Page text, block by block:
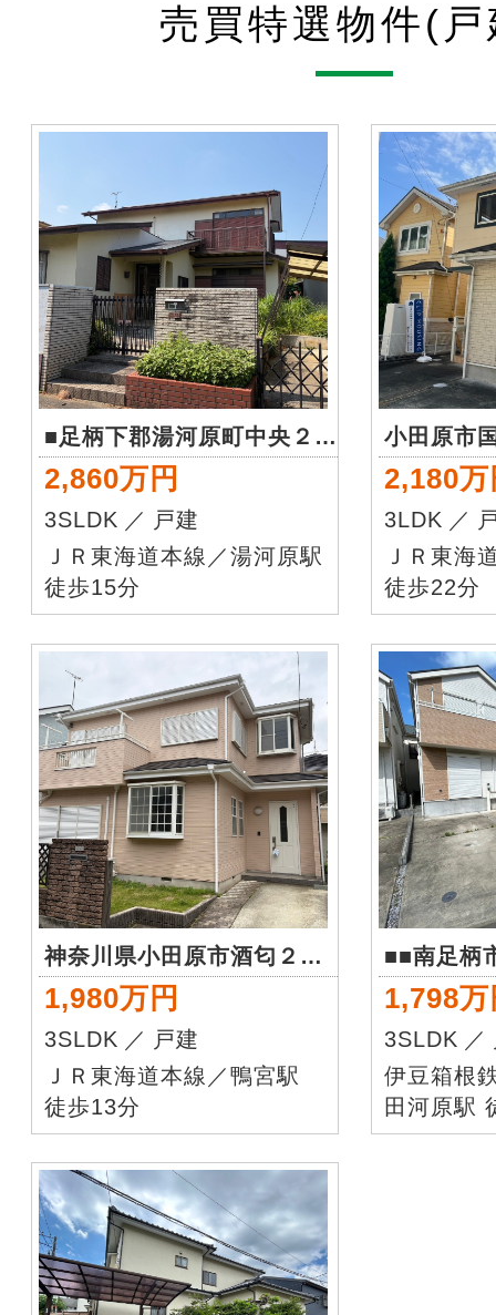
売買特選物件(
■足柄下郡湯河原町中央２丁目 中古戸建
2,860万円
3SLDK ／ 戸建
ＪＲ東海道本線／湯河原駅
徒歩15分
小田原市
2,180万
3LDK ／
ＪＲ東海
徒歩22分
神奈川県小田原市酒匂２丁目
1,980万円
3SLDK ／ 戸建
ＪＲ東海道本線／鴨宮駅
徒歩13分
■■南足柄
1,798万
3SLDK ／
伊豆箱根
田河原駅